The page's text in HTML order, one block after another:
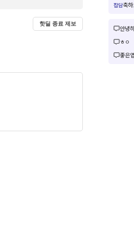
핫딜 종료 제보
잡담축
ㅎㅇ
좋은